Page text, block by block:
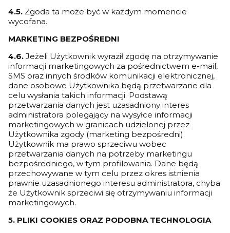
4.5. Zgoda ta może być w każdym momencie
wycofana.
MARKETING BEZPOŚREDNI
4.6. Jeżeli Użytkownik wyraził zgodę na otrzymywanie
informacji marketingowych za pośrednictwem e-mail,
SMS oraz innych środków komunikacji elektronicznej,
dane osobowe Użytkownika będą przetwarzane dla
celu wysłania takich informacji. Podstawą
przetwarzania danych jest uzasadniony interes
administratora polegający na wysyłce informacji
marketingowych w granicach udzielonej przez
Użytkownika zgody (marketing bezpośredni).
Użytkownik ma prawo sprzeciwu wobec
przetwarzania danych na potrzeby marketingu
bezpośredniego, w tym profilowania. Dane będą
przechowywane w tym celu przez okres istnienia
prawnie uzasadnionego interesu administratora, chyba
że Użytkownik sprzeciwi się otrzymywaniu informacji
marketingowych.
5. PLIKI COOKIES ORAZ PODOBNA TECHNOLOGIA